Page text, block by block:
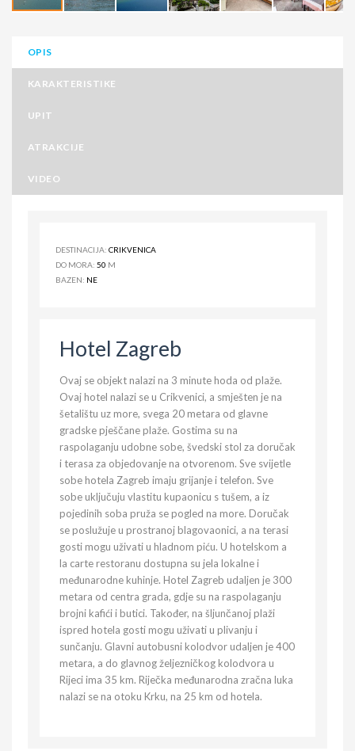
OPIS
KARAKTERISTIKE
UPIT
ATRAKCIJE
VIDEO
DESTINACIJA: CRIKVENICA
DO MORA: 50 M
BAZEN: NE
Hotel Zagreb
Ovaj se objekt nalazi na 3 minute hoda od plaže.
Ovaj hotel nalazi se u Crikvenici, a smješten je na
šetalištu uz more, svega 20 metara od glavne
gradske pješčane plaže. Gostima su na
raspolaganju udobne sobe, švedski stol za doručak
i terasa za objedovanje na otvorenom. Sve svijetle
sobe hotela Zagreb imaju grijanje i telefon. Sve
sobe uključuju vlastitu kupaonicu s tušem, a iz
pojedinih soba pruža se pogled na more. Doručak
se poslužuje u prostranoj blagovaonici, a na terasi
gosti mogu uživati u hladnom piću. U hotelskom a
la carte restoranu dostupna su jela lokalne i
međunarodne kuhinje. Hotel Zagreb udaljen je 300
metara od centra grada, gdje su na raspolaganju
brojni kafići i butici. Također, na šljunčanoj plaži
ispred hotela gosti mogu uživati u plivanju i
sunčanju. Glavni autobusni kolodvor udaljen je 400
metara, a do glavnog željezničkog kolodvora u
Rijeci ima 35 km. Riječka međunarodna zračna luka
nalazi se na otoku Krku, na 25 km od hotela.